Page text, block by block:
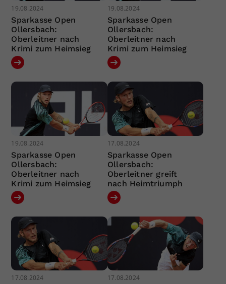
19.08.2024
Sparkasse Open
Ollersbach:
Oberleitner nach
Krimi zum Heimsieg
19.08.2024
Sparkasse Open
Ollersbach:
Oberleitner nach
Krimi zum Heimsieg
19.08.2024
Sparkasse Open
Ollersbach:
Oberleitner nach
Krimi zum Heimsieg
17.08.2024
Sparkasse Open
Ollersbach:
Oberleitner greift
nach Heimtriumph
17.08.2024 17.08.2024